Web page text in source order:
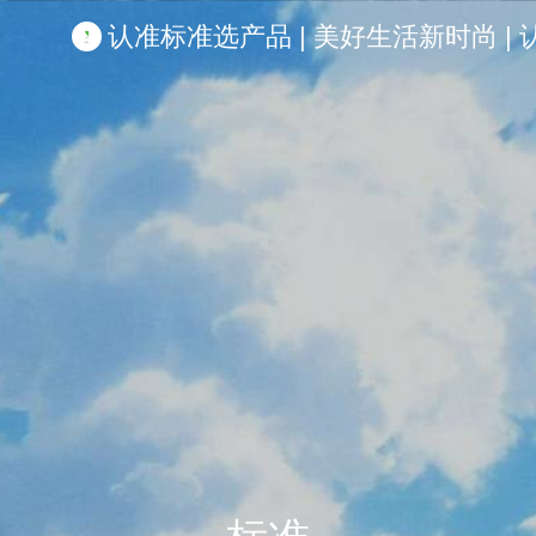
认准标准选产品 | 美好生活新时尚 |